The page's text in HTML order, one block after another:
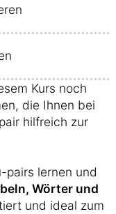
Kurs noch
die Ihnen bei
hilfreich zur
pairs lernen und
Wörter und
und ideal zum